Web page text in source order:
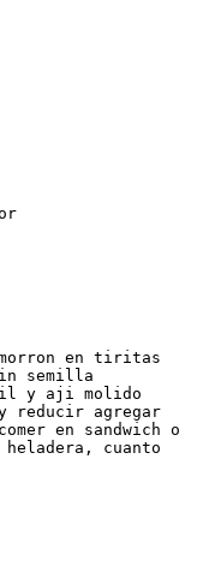
en tiritas
semilla
y aji molido
reducir agregar
en sandwich o
cuanto